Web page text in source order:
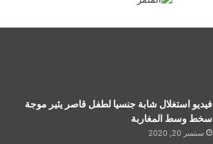
فيديو استغلال شابة جنسيا لطفل قاصر يثير موجة
سخط وسط المغاربة
سبتمبر 20, 2020